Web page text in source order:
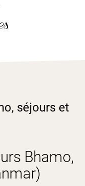
séjours et
Bhamo,